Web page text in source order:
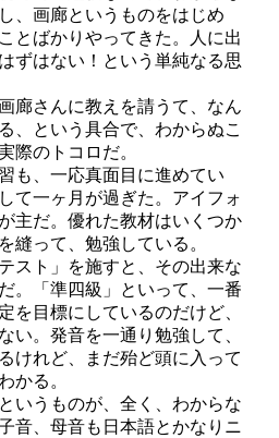
、画廊というものをはじめ
とばかりやってきた。人に出
ずはない！という単純なる思
廊さんに教えを請うて、なん
、という具合で、わからぬこ
際のトコロだ。
も、一応真面目に進めてい
て一ヶ月が過ぎた。アイフォ
主だ。優れた教材はいくつか
縫って、勉強している。
スト」を施すと、その出来な
。「準四級」といって、一番
を目標にしているのだけど、
い。発音を一通り勉強して、
けれど、まだ殆ど頭に入って
かる。
いうものが、全く、わからな
音、母音も日本語とかなりニ